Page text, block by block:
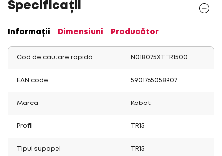
Specificații
Informații Dimensiuni Producător
Cod de căutare rapidă N018075XTTR1500
EAN code 5901765058907
Marcă Kabat
Profil TR15
Tipul supapei TR15